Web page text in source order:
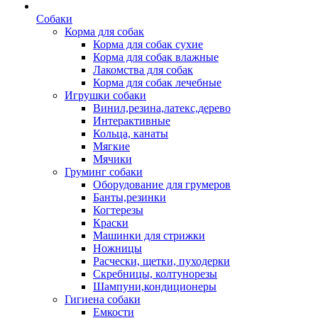
Собаки
Корма для собак
Корма для собак сухие
Корма для собак влажные
Лакомства для собак
Корма для собак лечебные
Игрушки собаки
Винил,резина,латекс,дерево
Интерактивные
Кольца, канаты
Мягкие
Мячики
Груминг собаки
Оборудование для грумеров
Банты,резинки
Когтерезы
Краски
Машинки для стрижки
Ножницы
Расчески, щетки, пуходерки
Скребницы, колтунорезы
Шампуни,кондиционеры
Гигиена собаки
Емкости